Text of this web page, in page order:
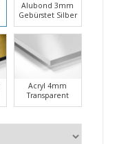
Alubond 3mm
Gebürstet Silber
Acryl 4mm
Transparent